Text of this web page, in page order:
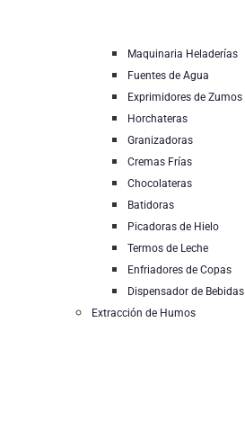
Maquinaria Heladerías
Fuentes de Agua
Exprimidores de Zumos
Horchateras
Granizadoras
Cremas Frías
Chocolateras
Batidoras
Picadoras de Hielo
Termos de Leche
Enfriadores de Copas
Dispensador de Bebidas
Extracción de Humos